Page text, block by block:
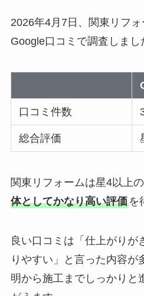
2026年4月7日、関東リフ
Google口コミで調査しまし
口コミ件数
総合評価
関東リフォームは星4以上
体としてかなり高い評価を
良い口コミは「仕上がりが
りやすい」と言った内容が
明から施工までしっかりと